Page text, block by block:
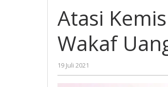
Atasi
Wakaf
19 Juli 2021
Gatot